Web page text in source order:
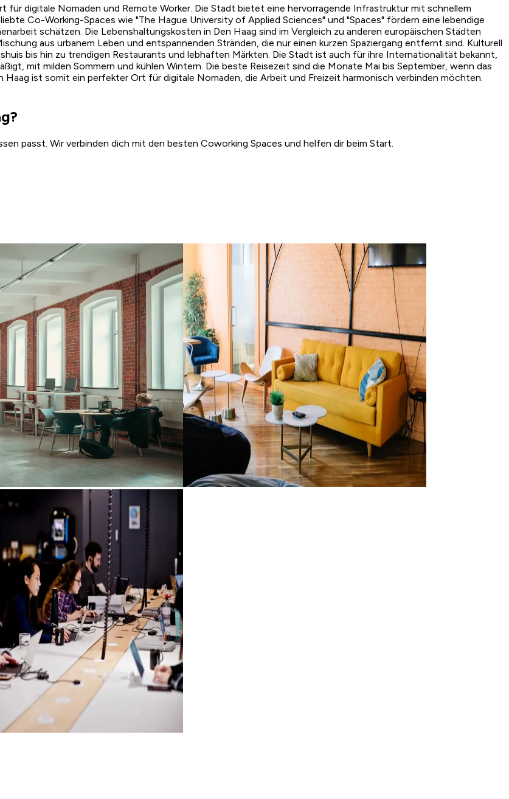
für digitale Nomaden und Remote Worker. Die Stadt bietet eine hervorragende Infrastruktur mit schnellem
Co-Working-Spaces wie "The Hague University of Applied Sciences" und "Spaces" fördern eine lebendige
schätzen. Die Lebenshaltungskosten in Den Haag sind im Vergleich zu anderen europäischen Städten
aus urbanem Leben und entspannenden Stränden, die nur einen kurzen Spaziergang entfernt sind. Kulturell
bis hin zu trendigen Restaurants und lebhaften Märkten. Die Stadt ist auch für ihre Internationalität bekannt,
mit milden Sommern und kühlen Wintern. Die beste Reisezeit sind die Monate Mai bis September, wenn das
ist somit ein perfekter Ort für digitale Nomaden, die Arbeit und Freizeit harmonisch verbinden möchten.
passt. Wir verbinden dich mit den besten Coworking Spaces und helfen dir beim Start.